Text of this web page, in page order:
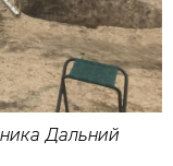
Дальний